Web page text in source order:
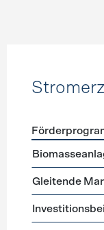
Gleitende